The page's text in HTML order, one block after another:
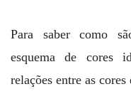
Para saber como
esquema de cores
relações entre as